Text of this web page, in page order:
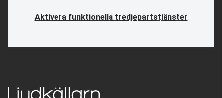
Aktivera funktionella tredjepartstjänster